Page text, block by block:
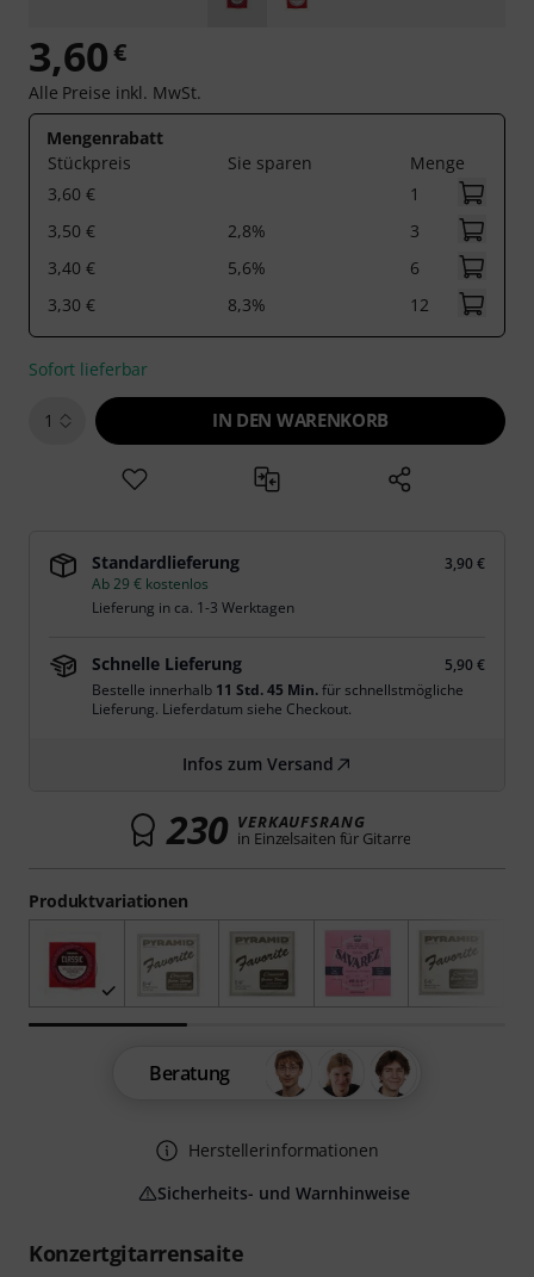
Konzertgitarrensaite
Produktvariationen
3,60€
Alle Preise inkl. MwSt.
Mengenrabatt
Stückpreis
Sie sparen
Menge
3,60 €
1
3,50 €
2,8%
3
3,40 €
5,6%
6
3,30 €
8,3% 12
Sofort lieferbar
1 IN DEN WARENKORB
Standardlieferung
3,90 €
Ab 29 € kostenlos
Lieferung in ca. 1-3 Werktagen
Schnelle Lieferung
5,90 €
Bestelle innerhalb 11 Std. 45 Min.für schnellstmögliche
Lieferung. Lieferdatum siehe Checkout.
Infos zum Versand
230 VERKAUFSRANG
in Einzelsaiten für Gitarre
Beratung
Herstellerinformationen
Sicherheits- und Warnhinweise